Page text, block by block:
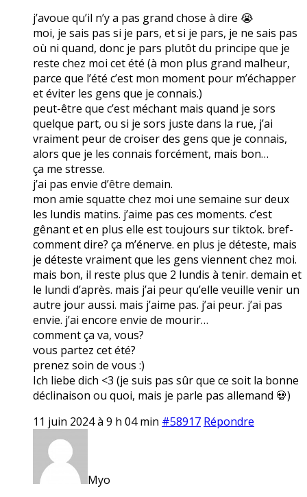
j’avoue qu’il n’y a pas grand chose à dire 😭
moi, je sais pas si je pars, et si je pars, je ne sais pas
où ni quand, donc je pars plutôt du principe que je
reste chez moi cet été (à mon plus grand malheur,
parce que l’été c’est mon moment pour m’échapper
et éviter les gens que je connais.)
peut-être que c’est méchant mais quand je sors
quelque part, ou si je sors juste dans la rue, j’ai
vraiment peur de croiser des gens que je connais,
alors que je les connais forcément, mais bon…
ça me stresse.
j’ai pas envie d’être demain.
mon amie squatte chez moi une semaine sur deux
les lundis matins. j’aime pas ces moments. c’est
gênant et en plus elle est toujours sur tiktok. bref-
comment dire? ça m’énerve. en plus je déteste, mais
je déteste vraiment que les gens viennent chez moi.
mais bon, il reste plus que 2 lundis à tenir. demain et
le lundi d’après. mais j’ai peur qu’elle veuille venir un
autre jour aussi. mais j’aime pas. j’ai peur. j’ai pas
envie. j’ai encore envie de mourir…
comment ça va, vous?
vous partez cet été?
prenez soin de vous :)
Ich liebe dich <3 (je suis pas sûr que ce soit la bonne
déclinaison ou quoi, mais je parle pas allemand 💀)
11 juin 2024 à 9 h 04 min #58917 Répondre
Myo